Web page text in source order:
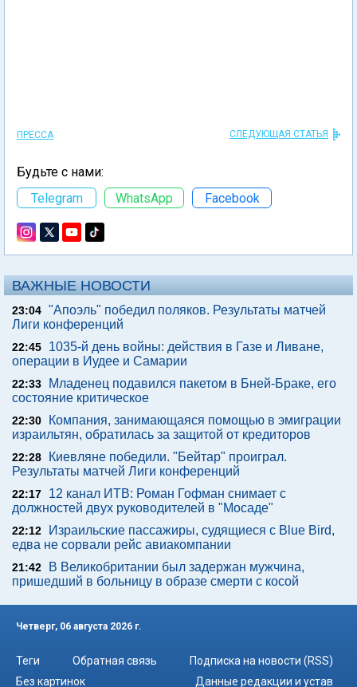
ПРЕССА СЛЕДУЮЩАЯ СТАТЬЯ
Будьте с нами:
Telegram
WhatsApp Facebook
ВАЖНЫЕ НОВОСТИ
23:04 "Апоэль" победил поляков. Результаты матчей
Лиги конференций
22:45
1035-й день войны: действия в Газе и Ливане,
операции в Иудее и Самарии
22:33
Младенец подавился пакетом в Бней-Браке, его
состояние критическое
22:30
Компания, занимающаяся помощью в эмиграции
израильтян, обратилась за защитой от кредиторов
22:28
Киевляне победили. "Бейтар" проиграл.
Результаты матчей Лиги конференций
22:17
12 канал ИТВ: Роман Гофман снимает с
должностей двух руководителей в "Мосаде"
22:12
Израильские пассажиры, судящиеся с Blue Bird,
едва не сорвали рейс авиакомпании
21:42
В Великобритании был задержан мужчина,
пришедший в больницу в образе смерти с косой
Четверг, 06 августа 2026 г.
Теги Обратная связь
Подписка на новости (RSS)
Без картинок
Данные редакции и устав